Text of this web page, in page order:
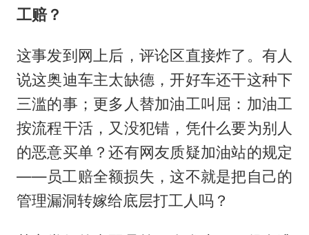
工赔？
这事发到网上后，评论区直接炸了。有人
说这奥迪车主太缺德，开好车还干这种下
三滥的事；更多人替加油工叫屈：加油工
按流程干活，又没犯错，凭什么要为别人
的恶意买单？还有网友质疑加油站的规定
——员工赔全额损失，这不就是把自己的
管理漏洞转嫁给底层打工人吗？